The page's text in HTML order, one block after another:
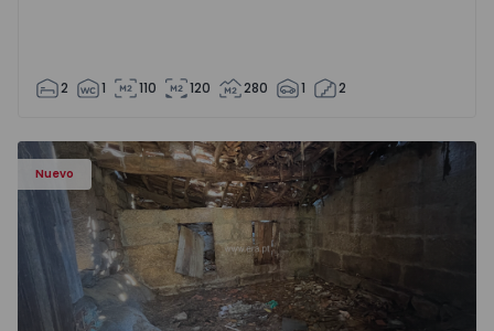
2 1 110 120 280 1 2
Nuevo
Casa Vila Real, São Tomé do Castelo e Justes - 1575189 - 1